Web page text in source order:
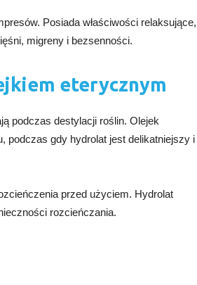
Posiada właściwości relaksujące,
migreny i bezsenności.
eterycznym
podczas destylacji roślin. Olejek
podczas gdy hydrolat jest delikatniejszy i
przed użyciem. Hydrolat
rozcieńczania.